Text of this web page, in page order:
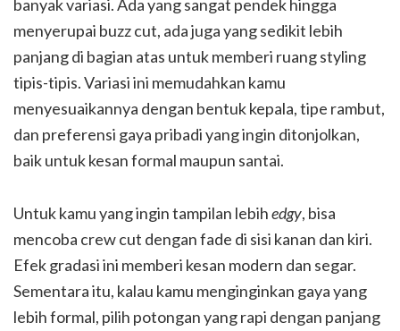
banyak variasi. Ada yang sangat pendek hingga
menyerupai buzz cut, ada juga yang sedikit lebih
panjang di bagian atas untuk memberi ruang styling
tipis-tipis. Variasi ini memudahkan kamu
menyesuaikannya dengan bentuk kepala, tipe rambut,
dan preferensi gaya pribadi yang ingin ditonjolkan,
baik untuk kesan formal maupun santai.
Untuk kamu yang ingin tampilan lebihedgy, bisa
mencoba crew cut dengan fade di sisi kanan dan kiri.
Efek gradasi ini memberi kesan modern dan segar.
Sementara itu, kalau kamu menginginkan gaya yang
lebih formal, pilih potongan yang rapi dengan panjang